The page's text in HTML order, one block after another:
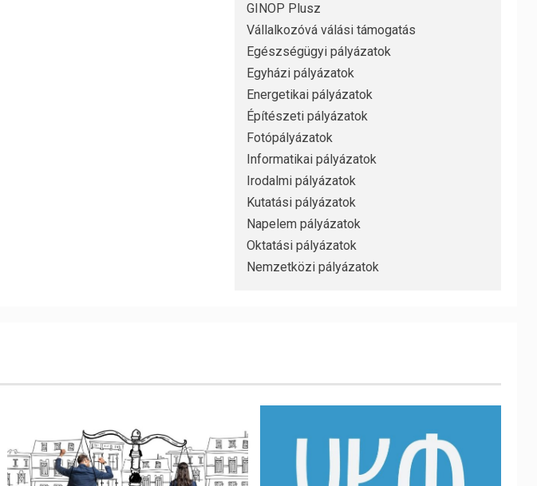
GINOP Plusz
Vállalkozóvá válási támogatás
Egészségügyi pályázatok
Egyházi pályázatok
Energetikai pályázatok
Építészeti pályázatok
Fotópályázatok
Informatikai pályázatok
Irodalmi pályázatok
Kutatási pályázatok
Napelem pályázatok
Oktatási pályázatok
Nemzetközi pályázatok